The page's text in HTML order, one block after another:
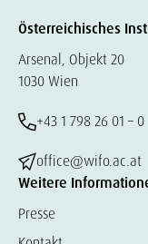
Österreichisches
Arsenal, Objekt 20
1030 Wien
+43 1 798 26 01 – 0
office@wifo.ac.at
Weitere
Presse